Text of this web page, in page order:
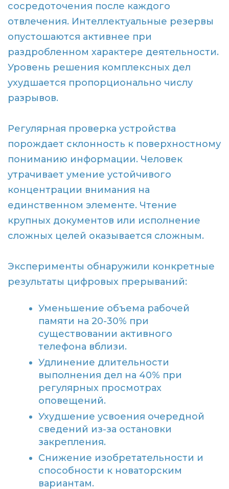
сосредоточения после каждого
отвлечения. Интеллектуальные резервы
опустошаются активнее при
раздробленном характере деятельности.
Уровень решения комплексных дел
ухудшается пропорционально числу
разрывов.
Регулярная проверка устройства
порождает склонность к поверхностному
пониманию информации. Человек
утрачивает умение устойчивого
концентрации внимания на
единственном элементе. Чтение
крупных документов или исполнение
сложных целей оказывается сложным.
Эксперименты обнаружили конкретные
результаты цифровых прерываний:
Уменьшение объема рабочей
памяти на 20-30% при
существовании активного
телефона вблизи.
Удлинение длительности
выполнения дел на 40% при
регулярных просмотрах
оповещений.
Ухудшение усвоения очередной
сведений из-за остановки
закрепления.
Снижение изобретательности и
способности к новаторским
вариантам.